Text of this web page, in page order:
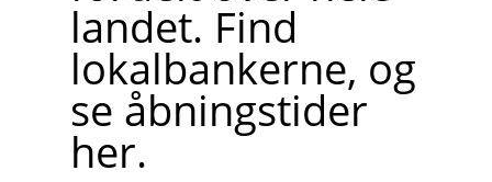
landet. Find
lokalbankerne, og
se åbningstider
her.